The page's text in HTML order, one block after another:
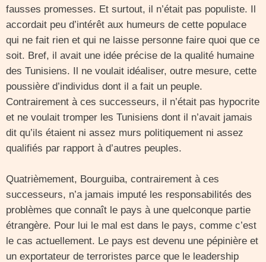
fausses promesses. Et surtout, il n’était pas populiste. Il
accordait peu d’intérêt aux humeurs de cette populace
qui ne fait rien et qui ne laisse personne faire quoi que ce
soit. Bref, il avait une idée précise de la qualité humaine
des Tunisiens. Il ne voulait idéaliser, outre mesure, cette
poussière d’individus dont il a fait un peuple.
Contrairement à ces successeurs, il n’était pas hypocrite
et ne voulait tromper les Tunisiens dont il n’avait jamais
dit qu’ils étaient ni assez murs politiquement ni assez
qualifiés par rapport à d’autres peuples.
Quatrièmement, Bourguiba, contrairement à ces
successeurs, n’a jamais imputé les responsabilités des
problèmes que connaît le pays à une quelconque partie
étrangère. Pour lui le mal est dans le pays, comme c’est
le cas actuellement. Le pays est devenu une pépinière et
un exportateur de terroristes parce que le leadership